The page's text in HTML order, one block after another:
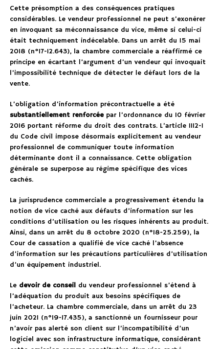
Cette présomption a des conséquences pratiques
considérables. Le vendeur professionnel ne peut s’exonérer
en invoquant sa méconnaissance du vice, même si celui-ci
était techniquement indécelable. Dans un arrêt du 15 mai
2018 (n°17-12.643), la chambre commerciale a réaffirmé ce
principe en écartant l’argument d’un vendeur qui invoquait
l’impossibilité technique de détecter le défaut lors de la
vente.
L’obligation d’information précontractuelle a été
substantiellement renforcéepar l’ordonnance du 10 février
2016 portant réforme du droit des contrats. L’article 1112-1
du Code civil impose désormais explicitement au vendeur
professionnel de communiquer toute information
déterminante dont il a connaissance. Cette obligation
générale se superpose au régime spécifique des vices
cachés.
La jurisprudence commerciale a progressivement étendu la
notion de vice caché aux défauts d’information sur les
conditions d’utilisation ou les risques inhérents au produit.
Ainsi, dans un arrêt du 8 octobre 2020 (n°18-25.259), la
Cour de cassation a qualifié de vice caché l’absence
d’information sur les précautions particulières d’utilisation
d’un équipement industriel.
Le devoir de conseil du vendeur professionnel s’étend à
l’adéquation du produit aux besoins spécifiques de
l’acheteur. La chambre commerciale, dans un arrêt du 23
juin 2021 (n°19-17.435), a sanctionné un fournisseur pour
n’avoir pas alerté son client sur l’incompatibilité d’un
logiciel avec son infrastructure informatique, considérant